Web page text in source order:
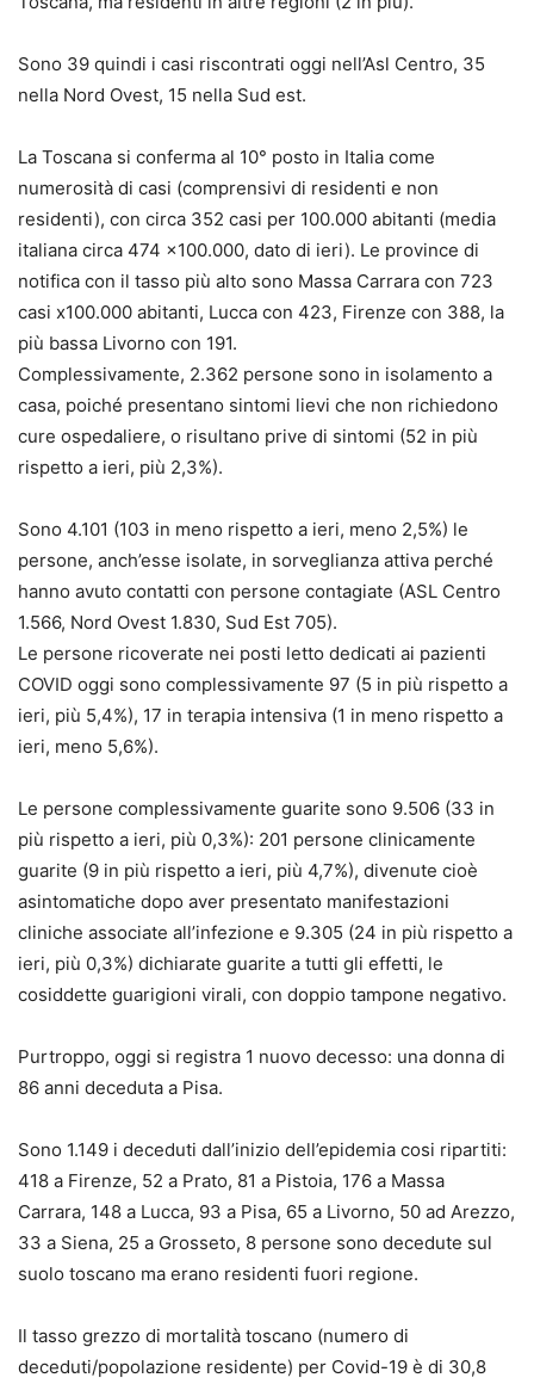
Sono 39 quindi i casi riscontrati oggi nell’Asl Centro, 35
nella Nord Ovest, 15 nella Sud est.
La Toscana si conferma al 10° posto in Italia come
numerosità di casi (comprensivi di residenti e non
residenti), con circa 352 casi per 100.000 abitanti (media
italiana circa 474 x100.000, dato di ieri). Le province di
notifica con il tasso più alto sono Massa Carrara con 723
casi x100.000 abitanti, Lucca con 423, Firenze con 388, la
più bassa Livorno con 191.
Complessivamente, 2.362 persone sono in isolamento a
casa, poiché presentano sintomi lievi che non richiedono
cure ospedaliere, o risultano prive di sintomi (52 in più
rispetto a ieri, più 2,3%).
Sono 4.101 (103 in meno rispetto a ieri, meno 2,5%) le
persone, anch’esse isolate, in sorveglianza attiva perché
hanno avuto contatti con persone contagiate (ASL Centro
1.566, Nord Ovest 1.830, Sud Est 705).
Le persone ricoverate nei posti letto dedicati ai pazienti
COVID oggi sono complessivamente 97 (5 in più rispetto a
ieri, più 5,4%), 17 in terapia intensiva (1 in meno rispetto a
ieri, meno 5,6%).
Le persone complessivamente guarite sono 9.506 (33 in
più rispetto a ieri, più 0,3%): 201 persone clinicamente
guarite (9 in più rispetto a ieri, più 4,7%), divenute cioè
asintomatiche dopo aver presentato manifestazioni
cliniche associate all’infezione e 9.305 (24 in più rispetto a
ieri, più 0,3%) dichiarate guarite a tutti gli effetti, le
cosiddette guarigioni virali, con doppio tampone negativo.
Purtroppo, oggi si registra 1 nuovo decesso: una donna di
86 anni deceduta a Pisa.
Sono 1.149 i deceduti dall’inizio dell’epidemia cosi ripartiti:
418 a Firenze, 52 a Prato, 81 a Pistoia, 176 a Massa
Carrara, 148 a Lucca, 93 a Pisa, 65 a Livorno, 50 ad Arezzo,
33 a Siena, 25 a Grosseto, 8 persone sono decedute sul
suolo toscano ma erano residenti fuori regione.
Il tasso grezzo di mortalità toscano (numero di
deceduti/popolazione residente) per Covid-19 è di 30,8